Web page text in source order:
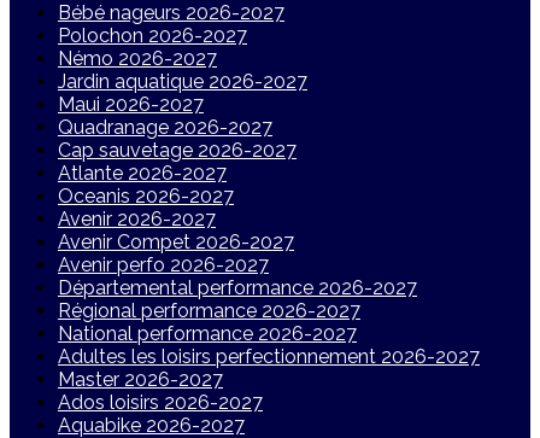
Bébé nageurs 2026-2027
Polochon 2026-2027
Némo 2026-2027
Jardin aquatique 2026-2027
Maui 2026-2027
Quadranage 2026-2027
Cap sauvetage 2026-2027
Atlante 2026-2027
Oceanis 2026-2027
Avenir 2026-2027
Avenir Compet 2026-2027
Avenir perfo 2026-2027
Départemental performance 2026-2027
Régional performance 2026-2027
National performance 2026-2027
Adultes les loisirs perfectionnement 2026-2027
Master 2026-2027
Ados loisirs 2026-2027
Aquabike 2026-2027